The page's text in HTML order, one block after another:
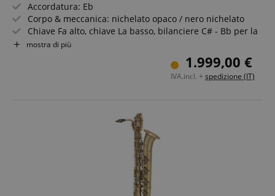
Accordatura: Eb
Corpo & meccanica: nichelato opaco / nero nichelato
Chiave Fa alto, chiave La basso, bilanciere C# - Bb per la
mano sinistra
Ance di alta qualità con risonatori metallici
Incl. ancia Vandoren Classic Blu, bocchino & legatura
mostra di più
1.999,00 €
IVA.incl. + spedizione (IT)